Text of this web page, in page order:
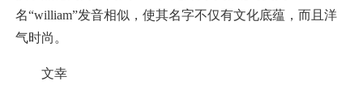
名“william”发音相似，使其名字不仅有文化底蕴，而且洋
气时尚。
文幸